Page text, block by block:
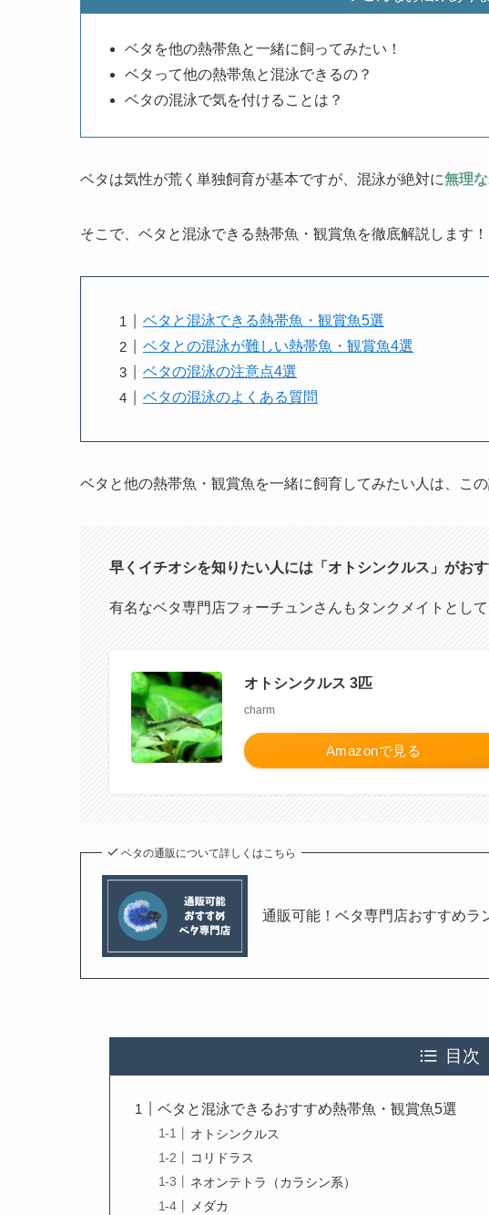
ベタを他の熱帯魚と一緒に飼ってみたい！
ベタって他の熱帯魚と混泳できるの？
ベタの混泳で気を付けることは？
ベタは気性が荒く単独飼育が基本ですが、混泳が絶対に無理
そこで、ベタと混泳できる熱帯魚・観賞魚を徹底解説します！
ベタと混泳できる熱帯魚・観賞魚5選
ベタとの混泳が難しい熱帯魚・観賞魚4選
ベタの混泳の注意点4選
ベタの混泳のよくある質問
ベタと他の熱帯魚・観賞魚を一緒に飼育してみたい人は、こ
早くイチオシを知りたい人には「オトシンクルス」がおす
有名なベタ専門店フォーチュンさんもタンクメイトとして
オトシンクルス 3匹
charm
Amazonで見る
ベタの通販について詳しくはこちら
通販可能！ベタ専門店おすすめラ
目次
ベタと混泳できるおすすめ熱帯魚・観賞魚5選
オトシンクルス
コリドラス
ネオンテトラ（カラシン系）
メダカ